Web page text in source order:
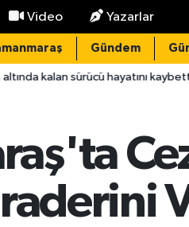
Video Yazarlar
Gündem
hayatını kaybetti 20:04